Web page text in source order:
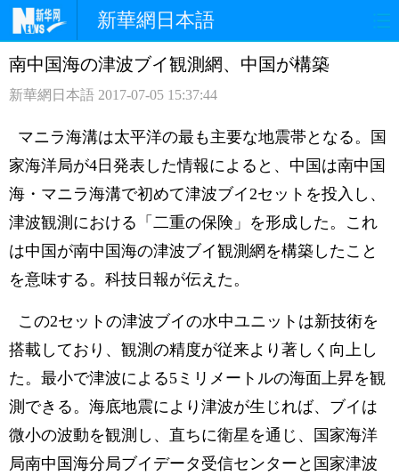
新華網日本語
ホームページ 政治 経済
観光 評論 写真
中日対訳
南中国海の津波ブイ観測網、中国が構築
新華網日本語 2017-07-05 15:37:44
マニラ海溝は太平洋の最も主要な地震帯となる。国
家海洋局が4日発表した情報によると、中国は南中国
海・マニラ海溝で初めて津波ブイ2セットを投入し、
津波観測における「二重の保険」を形成した。これ
は中国が南中国海の津波ブイ観測網を構築したこと
を意味する。科技日報が伝えた。
この2セットの津波ブイの水中ユニットは新技術を
搭載しており、観測の精度が従来より著しく向上し
た。最小で津波による5ミリメートルの海面上昇を観
測できる。海底地震により津波が生じれば、ブイは
微小の波動を観測し、直ちに衛星を通じ、国家海洋
局南中国海分局ブイデータ受信センターと国家津波